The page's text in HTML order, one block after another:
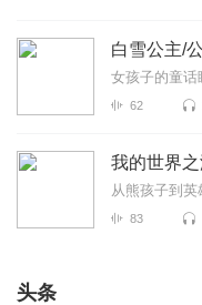
白雪公主/
女孩子的童话
62
我的世界
从熊孩子到
83
头条